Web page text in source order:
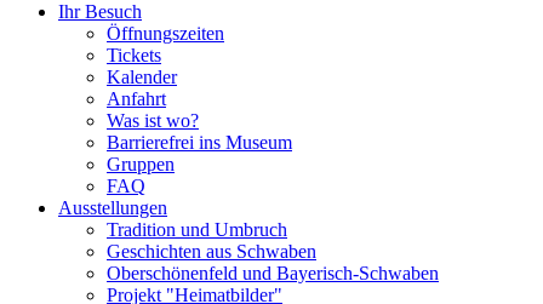
Ihr Besuch
Öffnungszeiten
Tickets
Kalender
Anfahrt
Was ist wo?
Barrierefrei ins Museum
Gruppen
FAQ
Ausstellungen
Tradition und Umbruch
Geschichten aus Schwaben
Oberschönenfeld und Bayerisch-Schwaben
Projekt "Heimatbilder"